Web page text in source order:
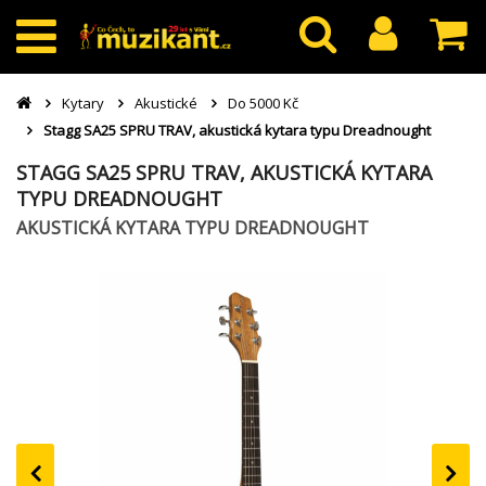
Kytary Akustické
Do 5000 Kč
Stagg SA25 SPRU TRAV, akustická kytara typu Dreadnought
STAGG SA25 SPRU TRAV, AKUSTICKÁ KYTARA
TYPU DREADNOUGHT
AKUSTICKÁ KYTARA TYPU DREADNOUGHT